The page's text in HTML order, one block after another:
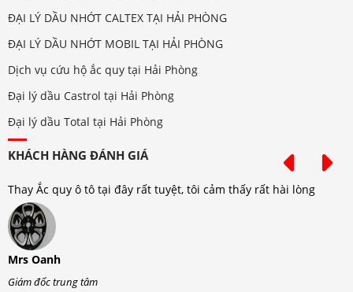
ĐẠI LÝ DẦU NHỚT CALTEX TẠI HẢI PHÒNG
ĐẠI LÝ DẦU NHỚT MOBIL TẠI HẢI PHÒNG
Dịch vụ cứu hộ ắc quy tại Hải Phòng
Đại lý dầu Castrol tại Hải Phòng
Đại lý dầu Total tại Hải Phòng
KHÁCH HÀNG ĐÁNH GIÁ
Thay Ắc quy ô tô tại đây rất tuyệt, tôi cảm thấy rất hài lòng
Mrs Oanh
Giám đốc trung tâm